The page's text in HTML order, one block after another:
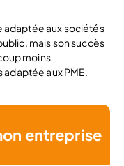
adaptée aux sociétés
mais son succès
moins
aux PME.
entreprise